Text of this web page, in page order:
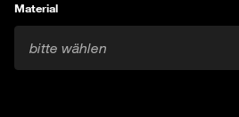
Material
bitte wählen